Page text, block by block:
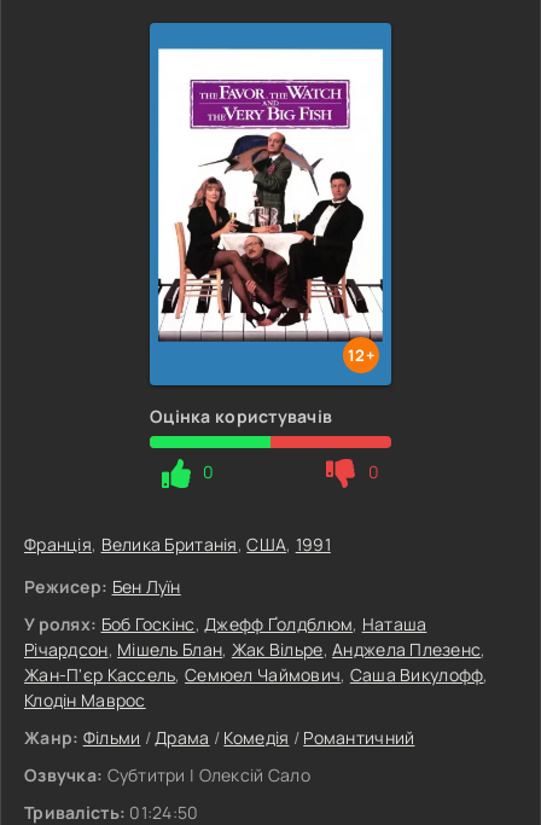
12+
Оцінка користувачів
0 0
Франція, Велика Британія,США, 1991
Режисер: Бен Луїн
У ролях: Боб Госкінс,Джефф Ґолдблюм, Наташа
Річардсон, Мішель Блан, Жак Вільре,Анджела Плезенс,
Жан-П'єр Кассель,Семюел Чаймович, Саша Викулофф,
Клодін Маврос
Жанр: Фільми /Драма / Комедія / Романтичний
Озвучка: Субтитри | Олексій Сало
Тривалість: 01:24:50